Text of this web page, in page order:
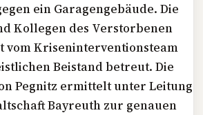
ein Garagengebäude. Die
Kollegen des Verstorbenen
vom Kriseninterventionsteam
Beistand betreut. Die
Pegnitz ermittelt unter Leitung
Bayreuth zur genauen